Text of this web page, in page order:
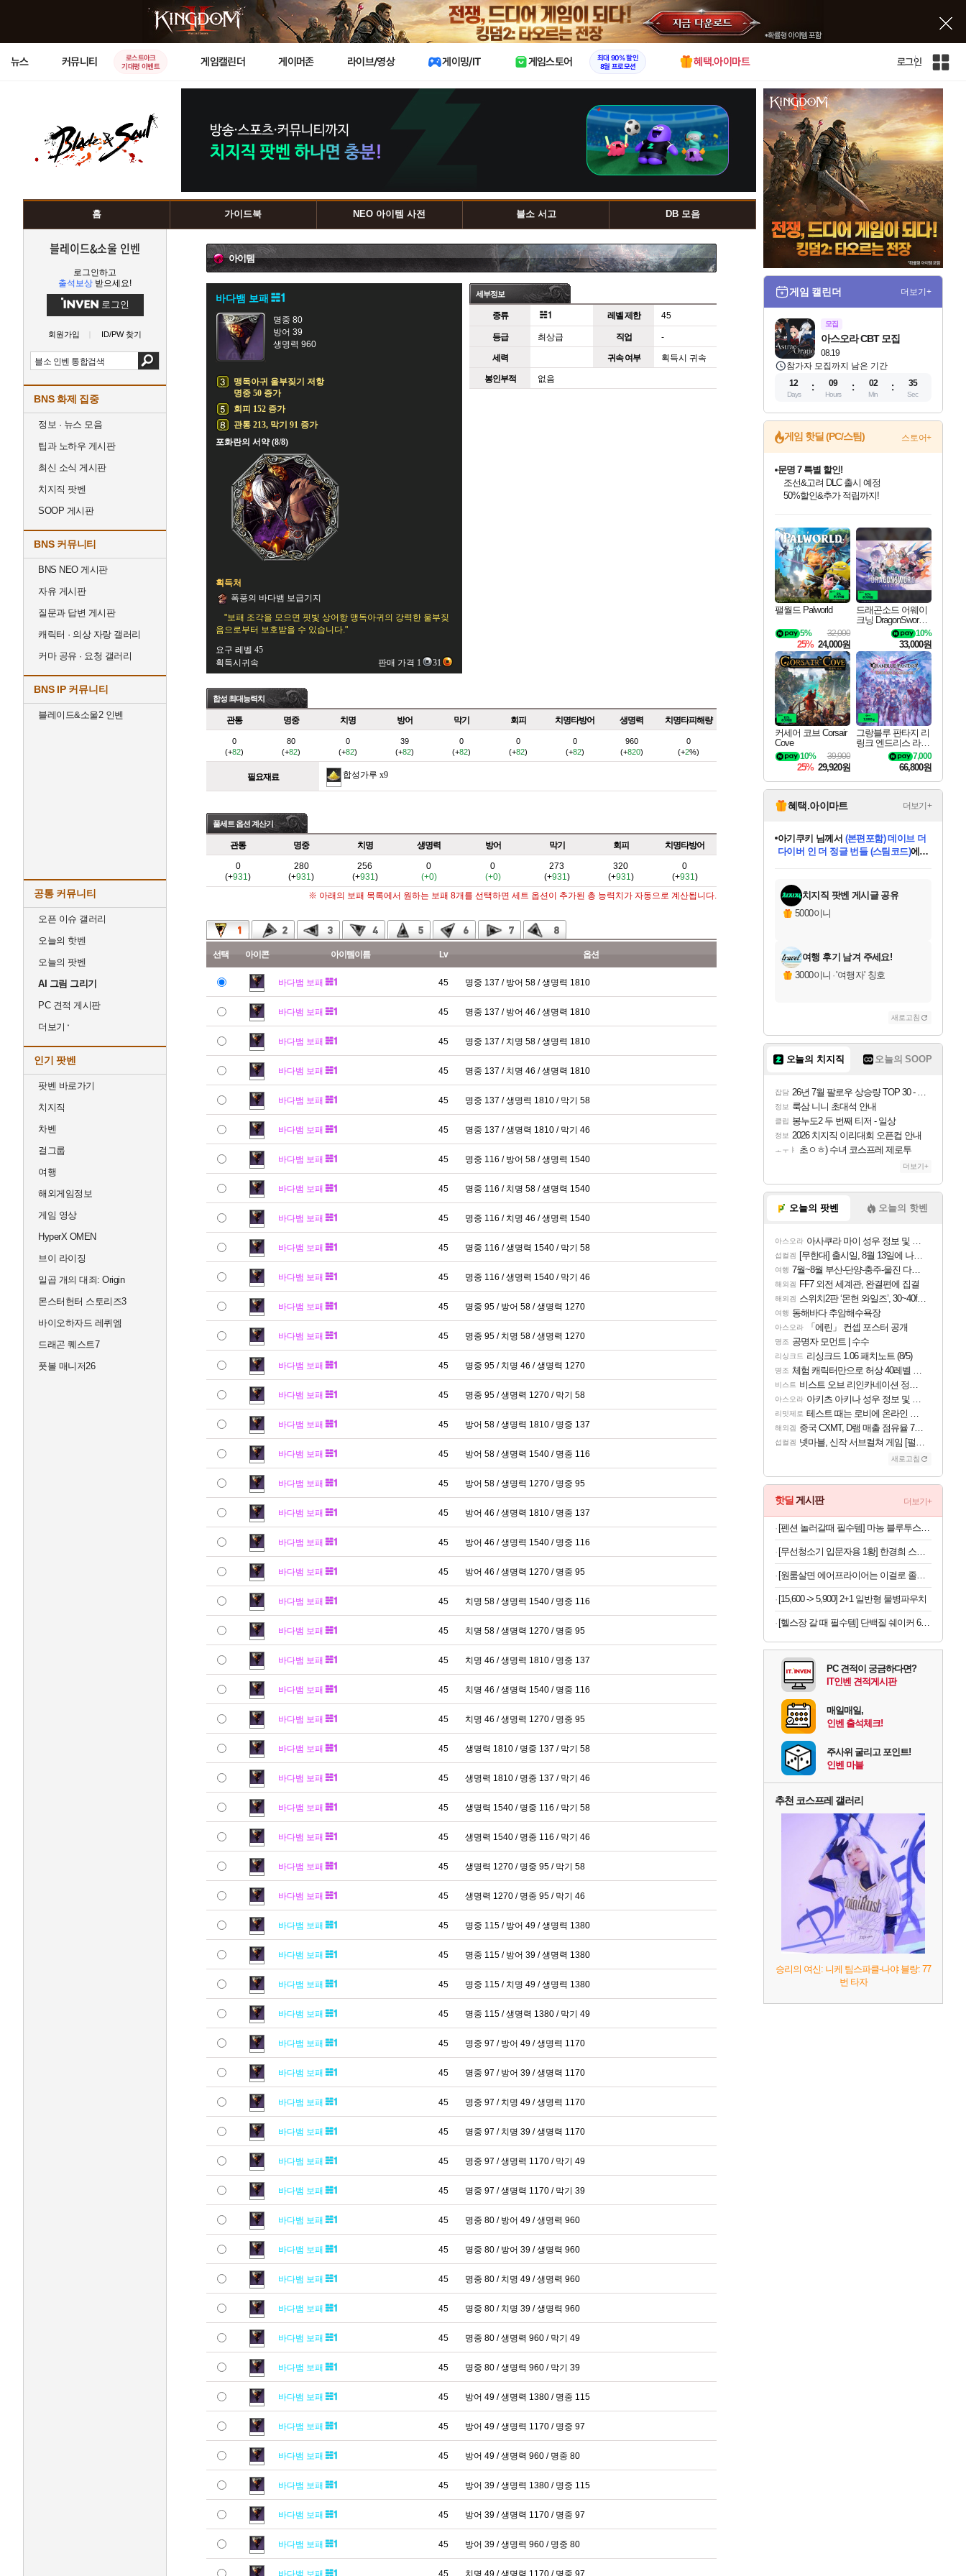
X
뉴스 커뮤니티
로스트아크
기대평 이벤트
게임캘린더 게이머존 라이브/영상 게이밍/IT 게임스토어
최대 90% 할인
8월 프로모션
혜택.아이마트 로그인
인
사
이
트
맵
홈 가이드북 NEO 아이템 사전 블소 서고 DB 모음
블레이드&소울 인벤
로그인하고
출석보상 받으세요!
로그인
회원가입 ID/PW 찾기
BNS 화제 집중
정보 · 뉴스 모음
팁과 노하우 게시판
최신 소식 게시판
치지직 팟벤
SOOP 게시판
BNS 커뮤니티
BNS NEO 게시판
자유 게시판
질문과 답변 게시판
캐릭터 · 의상 자랑 갤러리
커마 공유 · 요청 갤러리
BNS IP 커뮤니티
블레이드&소울2 인벤
공통 커뮤니티
오픈 이슈 갤러리
오늘의 핫벤
오늘의 팟벤
AI 그림 그리기
PC 견적 게시판
더보기
인기 팟벤
팟벤 바로가기
치지직
차벤
걸그룹
여행
해외게임정보
게임 영상
HyperX OMEN
브이 라이징
일곱 개의 대죄: Origin
몬스터헌터 스토리즈3
바이오하자드 레퀴엠
드래곤 퀘스트7
풋볼 매니저26
아이템
바다뱀 보패
명중 80
방어 39
생명력 960
맹독아귀 울부짖기 저항
명중 50 증가
회피 152 증가
관통 213, 막기 91 증가
포화란의 서약 (8/8)
획득처
폭풍의 바다뱀 보급기지
"보패 조각을 모으면 핏빛 상어항 맹독아귀의 강력한 울부짖
음으로부터 보호받을 수 있습니다."
요구 레벨 45
획득시귀속
판매 가격 1 31
세부정보
종류 레벨 제한 45
등급 최상급 직업 -
세력 귀속 여부 획득시 귀속
봉인부적 없음
합성 최대능력치
관통 명중 치명 방어 막기 회피 치명타방어 생명력 치명타피해량
0
(+82)
80
(+82)
0
(+82)
39
(+82)
0
(+82)
0
(+82)
0
(+82)
960
(+820)
0
(+2%)
필요재료 합성가루 x9
풀세트 옵션 계산기
관통 명중 치명 생명력 방어 막기 회피 치명타방어
0
(+931)
280
(+931)
256
(+931)
0
(+0)
0
(+0)
273
(+931)
320
(+931)
0
(+931)
※ 아래의 보패 목록에서 원하는 보패 8개를 선택하면 세트 옵션이 추가된 총 능력치가 자동으로 계산됩니다.
선택 아이콘 아이템이름 Lv 옵션
바다뱀 보패 45 명중 137 / 방어 58 / 생명력 1810
바다뱀 보패 45 명중 137 / 방어 46 / 생명력 1810
바다뱀 보패 45 명중 137 / 치명 58 / 생명력 1810
바다뱀 보패 45 명중 137 / 치명 46 / 생명력 1810
바다뱀 보패 45 명중 137 / 생명력 1810 / 막기 58
바다뱀 보패 45 명중 137 / 생명력 1810 / 막기 46
바다뱀 보패 45 명중 116 / 방어 58 / 생명력 1540
바다뱀 보패 45 명중 116 / 치명 58 / 생명력 1540
바다뱀 보패 45 명중 116 / 치명 46 / 생명력 1540
바다뱀 보패 45 명중 116 / 생명력 1540 / 막기 58
바다뱀 보패 45 명중 116 / 생명력 1540 / 막기 46
바다뱀 보패 45 명중 95 / 방어 58 / 생명력 1270
바다뱀 보패 45 명중 95 / 치명 58 / 생명력 1270
바다뱀 보패 45 명중 95 / 치명 46 / 생명력 1270
바다뱀 보패 45 명중 95 / 생명력 1270 / 막기 58
바다뱀 보패 45 방어 58 / 생명력 1810 / 명중 137
바다뱀 보패 45 방어 58 / 생명력 1540 / 명중 116
바다뱀 보패 45 방어 58 / 생명력 1270 / 명중 95
바다뱀 보패 45 방어 46 / 생명력 1810 / 명중 137
바다뱀 보패 45 방어 46 / 생명력 1540 / 명중 116
바다뱀 보패 45 방어 46 / 생명력 1270 / 명중 95
바다뱀 보패 45 치명 58 / 생명력 1540 / 명중 116
바다뱀 보패 45 치명 58 / 생명력 1270 / 명중 95
바다뱀 보패 45 치명 46 / 생명력 1810 / 명중 137
바다뱀 보패 45 치명 46 / 생명력 1540 / 명중 116
바다뱀 보패 45 치명 46 / 생명력 1270 / 명중 95
바다뱀 보패 45 생명력 1810 / 명중 137 / 막기 58
바다뱀 보패 45 생명력 1810 / 명중 137 / 막기 46
바다뱀 보패 45 생명력 1540 / 명중 116 / 막기 58
바다뱀 보패 45 생명력 1540 / 명중 116 / 막기 46
바다뱀 보패 45 생명력 1270 / 명중 95 / 막기 58
바다뱀 보패 45 생명력 1270 / 명중 95 / 막기 46
바다뱀 보패 45 명중 115 / 방어 49 / 생명력 1380
바다뱀 보패 45 명중 115 / 방어 39 / 생명력 1380
바다뱀 보패 45 명중 115 / 치명 49 / 생명력 1380
바다뱀 보패 45 명중 115 / 생명력 1380 / 막기 49
바다뱀 보패 45 명중 97 / 방어 49 / 생명력 1170
바다뱀 보패 45 명중 97 / 방어 39 / 생명력 1170
바다뱀 보패 45 명중 97 / 치명 49 / 생명력 1170
바다뱀 보패 45 명중 97 / 치명 39 / 생명력 1170
바다뱀 보패 45 명중 97 / 생명력 1170 / 막기 49
바다뱀 보패 45 명중 97 / 생명력 1170 / 막기 39
바다뱀 보패 45 명중 80 / 방어 49 / 생명력 960
바다뱀 보패 45 명중 80 / 방어 39 / 생명력 960
바다뱀 보패 45 명중 80 / 치명 49 / 생명력 960
바다뱀 보패 45 명중 80 / 치명 39 / 생명력 960
바다뱀 보패 45 명중 80 / 생명력 960 / 막기 49
바다뱀 보패 45 명중 80 / 생명력 960 / 막기 39
바다뱀 보패 45 방어 49 / 생명력 1380 / 명중 115
바다뱀 보패 45 방어 49 / 생명력 1170 / 명중 97
바다뱀 보패 45 방어 49 / 생명력 960 / 명중 80
바다뱀 보패 45 방어 39 / 생명력 1380 / 명중 115
바다뱀 보패 45 방어 39 / 생명력 1170 / 명중 97
바다뱀 보패 45 방어 39 / 생명력 960 / 명중 80
바다뱀 보패 45 치명 49 / 생명력 1170 / 명중 97
게임 캘린더 더보기+
모집
08.19
아스오라 CBT 모집
참가자 모집까지 남은 기간
12
Days
09
Hours
02
Min
34
Sec
게임 핫딜 (PC/스팀) 스토어+
최대 90% 할인가를 만나보세요!
네이버혜택과 함께 만나보세요!
문명 7 특별 할인!
조선&고려 DLC 출시 예정
50%할인&추가 적립까지!
이니&베니 혜택까지!
네이버 혜택가와 함께 예약하세요!
할인&네이버혜택으로 만나보세요!
네이버페이 혜택과 만나보세요!
40주년 프로모션으로 만나보세요!
네이버 포인트 혜택까지!
할인가에 만나보세요!
일부 에디션 상시 할인!
혜택으로 예약 판매 중
편안하게 충전하세요
팰월드 Palworld
32,000
5%
25% 24,000원
드래곤소드 어웨이
크닝 DragonSword A
10%
33,000원
커세어 코브 Corsair
Cove
39,900
10%
25% 29,920원
그랑블루 판타지 리
링크 엔드리스 라그
나로크 Granblue Fa
ntasy Relink Endless
7,000
66,800원
혜택.아이마트 더보기+
당첨되셨습니다.
아기쿠키 님께서 (본편포함) 데이브 더
다이버 인 더 정글 번들 (스팀코드)에
당첨되셨습니다.
당첨되셨습니다.
에디션 (스팀코드)를 교환.
당첨되셨습니다.
당첨되셨습니다.
당첨되셨습니다.
당첨되셨습니다.
치지직 팟벤 게시글 공유
5000이니
여행 후기 남겨 주세요!
3000이니 ·'여행자' 칭호
새로고침
오늘의 치지직 오늘의 SOOP
잡담 26년 7월 팔로우 상승량 TOP 30 - 월간 치지직
정보 룩삼 니니 초대석 안내
클립 봉누도2 두 번째 티저 - 일상
정보 2026 치지직 이리대회 오픈컵 안내
ㅗㅜㅑ 초ㅇㅎ) 수녀 코스프레 제로투
더보기+
오늘의 팟벤 오늘의 핫벤
아스오라 아사쿠라 마이 성우 정보 및 주요 필모
섭컬겜 [무한대] 출시일, 8월 13일에 나오나
여행 7월~8월 부산-단양-충주-울진 다녀왔어요~
해외겜 FF7 외전 세계관, 완결편에 집결
해외겜 스위치2판 ‘몬헌 와일즈’, 30~40fps 목표 추정
여행 동해바다 추암해수욕장
아스오라 「에린」 컨셉 포스터 공개
명조 공명자 모먼트 | 수수
리싱크드 리싱크드 1.06 패치노트 (8/5)
명조 체험 캐릭터만으로 허상 40레벨 하이와티아 5분 컷!｜에이메스·린네·모니에 명함
비스트 비스트 오브 리인카네이션 정보/공략글 모음
아스오라 아키츠 아키나 성우 정보 및 주요 필모
리밋제로 테스트 때는 로비에 온라인 기능이 있는데
해외겜 중국 CXMT, D램 매출 점유율 7%…글로벌 4위로 부상
섭컬겜 넷마블, 신작 서브컬쳐 게임 [펄 인 블루] 티저 사이트 오픈
새로고침
핫딜 게시판 더보기+
[펜션 놀러갈때 필수템] 마농 블루투스스피커 무선마이크 노래방기계 1+1
[무선청소기 입문자용 1황] 한경희 스테이션 자동먼지비움 무선청소기
[원룸살면 에어프라이어는 이걸로 졸업] 한경희 4세대 에어뷰 에어프라이어 6L
[15,600 -> 5,900] 2+1 일반형 물병파우치
[헬스장 갈 때 필수템] 단백질 쉐이커 600ml
PC 견적이 궁금하다면?
IT인벤 견적게시판
매일매일,
인벤 출석체크!
주사위 굴리고 포인트!
인벤 마블
추천 코스프레 갤러리
승리의 여신: 니케 팀스파클-나야 블랑: 77
번 타자